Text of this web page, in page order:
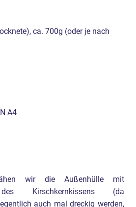
ca. 700g (oder je nach
A4
wir die Außenhülle mit
des Kirschkernkissens (da
auch mal dreckig werden,